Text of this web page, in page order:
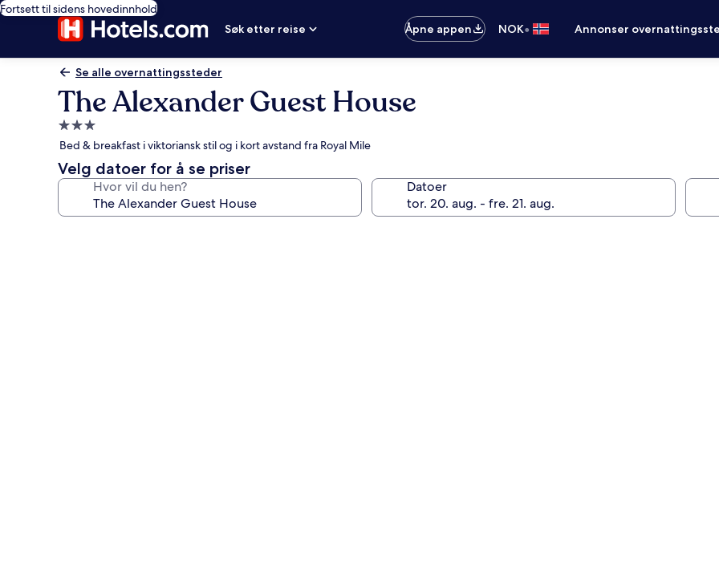
Fortsett til sidens hovedinnhold
Søk etter reise
Åpne appen NOK• Annonser
Se alle overnattingssteder
The Alexander Guest House
Overnattingssted
med
3.0
stjerner
Bed & breakfast i viktoriansk stil og i kort avstand fra Royal Mile
Velg datoer for å se priser
Hvor vil du hen? Datoer